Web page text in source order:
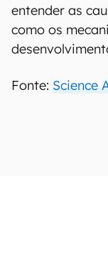
entender as
como os
Fonte: Science